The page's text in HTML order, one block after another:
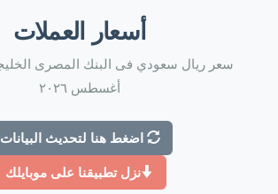
أسعار العملات
أغسطس ٢٠٢٦
اضغط هنا لتحديث البيانات
نزل تطبيقنا على موبايلك